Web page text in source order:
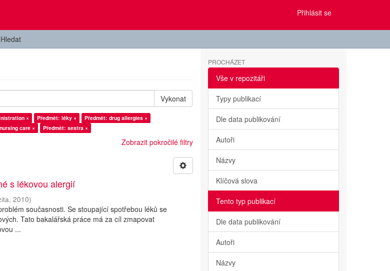
Přihlásit se
Hledat
Vykonat
× Předmět: léky ×
Předmět: drug allergies ×
care × Předmět: sestra ×
Zobrazit pokročilé filtry
s lékovou alergií
,2010)
současnosti. Se stoupající spotřebou léků se
Tato bakalářská práce má za cíl zmapovat
...
PROCHÁZET
Vše v repozitáři
Typy publikací
Dle data publikování
Autoři
Názvy
Klíčová slova
Tento typ publikací
Dle data publikování
Autoři
Názvy